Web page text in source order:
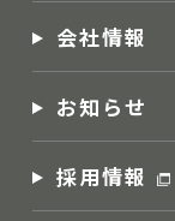
会社情報
お知らせ
採用情報